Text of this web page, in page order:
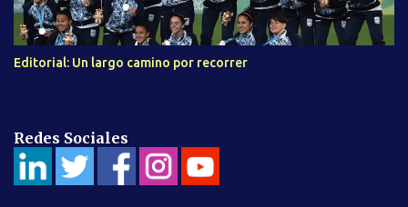
Editorial: Un largo camino por recorrer
Redes Sociales